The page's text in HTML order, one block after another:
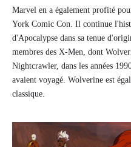
Marvel en a également profité
York Comic Con. Il continue
d'Apocalypse dans sa tenue
membres des X-Men, dont
Nightcrawler, dans les années
avaient voyagé. Wolverine est
classique.